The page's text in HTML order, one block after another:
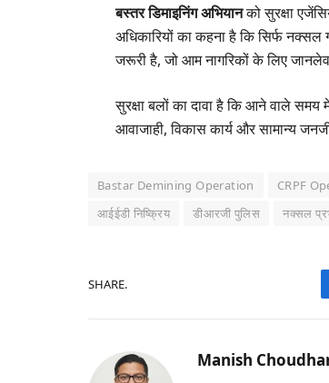
बस्तर डिमाइनिंग अभियानको सुरक्षा
अधिकारियों का कहना है कि सिर्फ नक्सल
जरूरी है, जो आम नागरिकों के लिए
सुरक्षा बलों का दावा है कि आने वाले समय
आवाजाही, विकास कार्य और सामान्य
Bastar Demining Operation CRPF
आईईडी निष्क्रिय
डीआरजी पुलिस नक्सल
SHARE.
Manish